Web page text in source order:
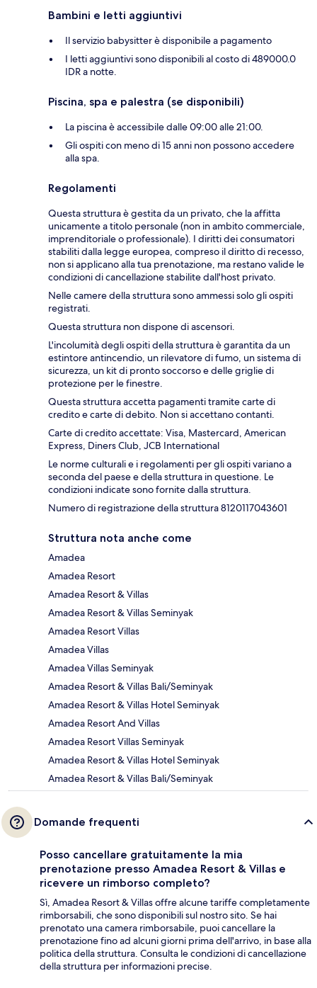
Bambini e letti aggiuntivi
Il servizio babysitter è disponibile a pagamento
I letti aggiuntivi sono disponibili al costo di 489000.0
IDR a notte.
Piscina, spa e palestra (se disponibili)
La piscina è accessibile dalle 09:00 alle 21:00.
Gli ospiti con meno di 15 anni non possono accedere
alla spa.
Regolamenti
Questa struttura è gestita da un privato, che la affitta
unicamente a titolo personale (non in ambito commerciale,
imprenditoriale o professionale). I diritti dei consumatori
stabiliti dalla legge europea, compreso il diritto di recesso,
non si applicano alla tua prenotazione, ma restano valide le
condizioni di cancellazione stabilite dall'host privato.
Nelle camere della struttura sono ammessi solo gli ospiti
registrati.
Questa struttura non dispone di ascensori.
L'incolumità degli ospiti della struttura è garantita da un
estintore antincendio, un rilevatore di fumo, un sistema di
sicurezza, un kit di pronto soccorso e delle griglie di
protezione per le finestre.
Questa struttura accetta pagamenti tramite carte di
credito e carte di debito. Non si accettano contanti.
Carte di credito accettate: Visa, Mastercard, American
Express, Diners Club, JCB International
Le norme culturali e i regolamenti per gli ospiti variano a
seconda del paese e della struttura in questione. Le
condizioni indicate sono fornite dalla struttura.
Numero di registrazione della struttura 8120117043601
Struttura nota anche come
Amadea
Amadea Resort
Amadea Resort & Villas
Amadea Resort & Villas Seminyak
Amadea Resort Villas
Amadea Villas
Amadea Villas Seminyak
Amadea Resort & Villas Bali/Seminyak
Amadea Resort & Villas Hotel Seminyak
Amadea Resort And Villas
Amadea Resort Villas Seminyak
Amadea Resort & Villas Hotel Seminyak
Amadea Resort & Villas Bali/Seminyak
Domande frequenti
Posso cancellare gratuitamente la mia
prenotazione presso Amadea Resort & Villas e
ricevere un rimborso completo?
Sì, Amadea Resort & Villas offre alcune tariffe completamente
rimborsabili, che sono disponibili sul nostro sito. Se hai
prenotato una camera rimborsabile, puoi cancellare la
prenotazione fino ad alcuni giorni prima dell'arrivo, in base alla
politica della struttura. Consulta le condizioni di cancellazione
della struttura per informazioni precise.